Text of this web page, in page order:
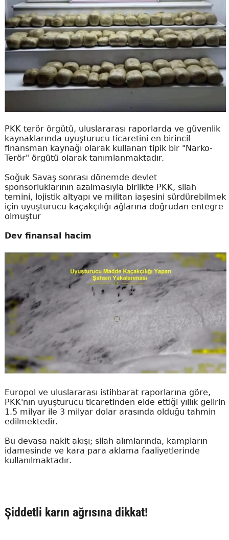
PKK terör örgütü, uluslararası raporlarda ve güvenlik
kaynaklarında uyuşturucu ticaretini en birincil
finansman kaynağı olarak kullanan tipik bir "Narko-
Terör" örgütü olarak tanımlanmaktadır.
Soğuk Savaş sonrası dönemde devlet
sponsorluklarının azalmasıyla birlikte PKK, silah
temini, lojistik altyapı ve militan iaşesini sürdürebilmek
için uyuşturucu kaçakçılığı ağlarına doğrudan entegre
olmuştur
Dev finansal hacim
Europol ve uluslararası istihbarat raporlarına göre,
PKK'nın uyuşturucu ticaretinden elde ettiği yıllık gelirin
1.5 milyar ile 3 milyar dolar arasında olduğu tahmin
edilmektedir.
Bu devasa nakit akışı; silah alımlarında, kampların
idamesinde ve kara para aklama faaliyetlerinde
kullanılmaktadır.
Şiddetli karın ağrısına dikkat!